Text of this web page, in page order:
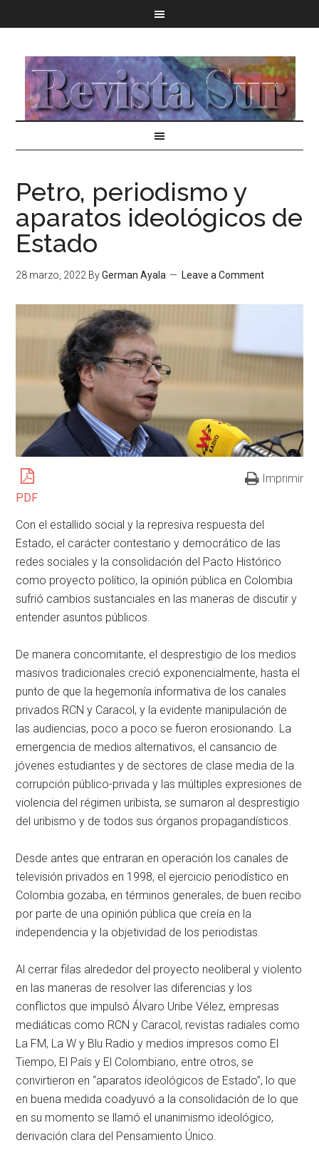
Petro, periodismo y
aparatos ideológicos de
Estado
28 marzo, 2022 ByGerman Ayala Leave a Comment
PDF
Imprimir
Con el estallido social y la represiva respuesta del
Estado, el carácter contestario y democrático de las
redes sociales y la consolidación del Pacto Histórico
como proyecto político, la opinión pública en Colombia
sufrió cambios sustanciales en las maneras de discutir y
entender asuntos públicos.
De manera concomitante, el desprestigio de los medios
masivos tradicionales creció exponencialmente, hasta el
punto de que la hegemonía informativa de los canales
privados RCN y Caracol, y la evidente manipulación de
las audiencias, poco a poco se fueron erosionando. La
emergencia de medios alternativos, el cansancio de
jóvenes estudiantes y de sectores de clase media de la
corrupción público-privada y las múltiples expresiones de
violencia del régimen uribista, se sumaron al desprestigio
del uribismo y de todos sus órganos propagandísticos.
Desde antes que entraran en operación los canales de
televisión privados en 1998, el ejercicio periodístico en
Colombia gozaba, en términos generales, de buen recibo
por parte de una opinión pública que creía en la
independencia y la objetividad de los periodistas.
Al cerrar filas alrededor del proyecto neoliberal y violento
en las maneras de resolver las diferencias y los
conflictos que impulsó Álvaro Uribe Vélez, empresas
mediáticas como RCN y Caracol, revistas radiales como
La FM, La W y Blu Radio y medios impresos como El
Tiempo, El País y El Colombiano, entre otros, se
convirtieron en “aparatos ideológicos de Estado”, lo que
en buena medida coadyuvó a la consolidación de lo que
en su momento se llamó el unanimismo ideológico,
derivación clara del Pensamiento Único.